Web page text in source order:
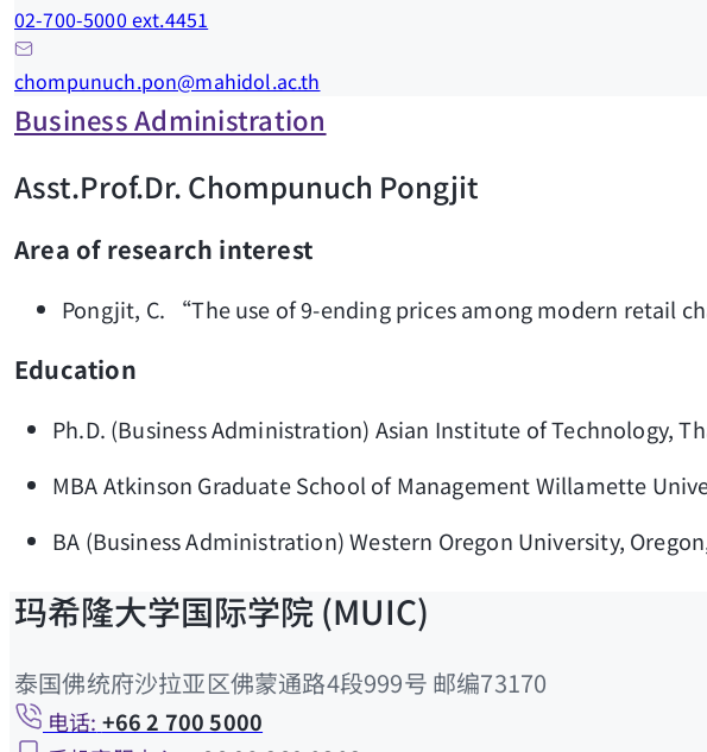
02-700-5000 ext.4451
chompunuch.pon@mahidol.ac.th
Business Administration
Asst.Prof.Dr. Chompunuch Pongjit
Area of research interest
Pongjit, C. “The use of 9-ending prices among modern retail
Education
Ph.D. (Business Administration) Asian Institute of Technology,
MBA Atkinson Graduate School of Management Willamette
BA (Business Administration) Western Oregon University,
玛希隆大学国际学院 (MUIC)
泰国佛统府沙拉亚区佛蒙通路4段999号 邮编73170
电话: +66 2 700 5000